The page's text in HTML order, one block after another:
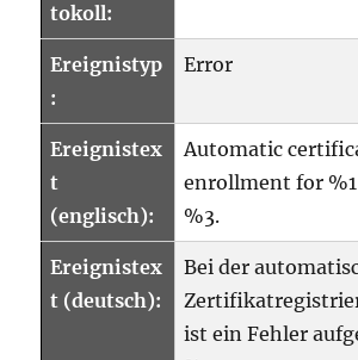
tokoll:
Ereignistyp
:
Error
Ereignistex
t
(englisch):
Automatic
enrollment for
%3.
Ereignistex
t (deutsch):
Bei der
ist ein Fehler